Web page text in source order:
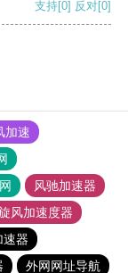
支持[0] 反对[0]
加速
风驰加速器
风加速度器
速器
外网网址导航